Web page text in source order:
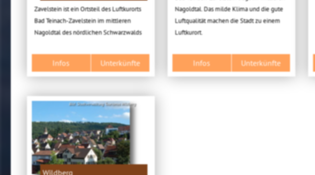
Zavelstein ist ein Ortsteil des Luftkurorts
Bad Teinach-Zavelstein im mittleren
Nagoldtal des nördlichen Schwarzwalds
Infos Unterkünfte
Nagoldtal. Das milde Klima und die gute
Luftqualität machen die Stadt zu einem
Luftkurort.
Infos Unterkünfte
Bild: Stadtverwaltung Tourismus Wildberg
Wildberg